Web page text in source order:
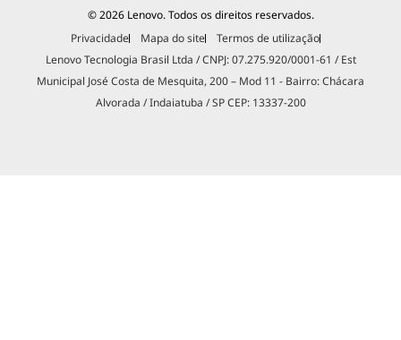
© 2026 Lenovo. Todos os direitos reservados.
Privacidade
Mapa do site
Termos de utilização
Lenovo Tecnologia Brasil Ltda / CNPJ: 07.275.920/0001-61 / Est
Municipal José Costa de Mesquita, 200 – Mod 11 - Bairro: Chácara
Alvorada / Indaiatuba / SP CEP: 13337-200